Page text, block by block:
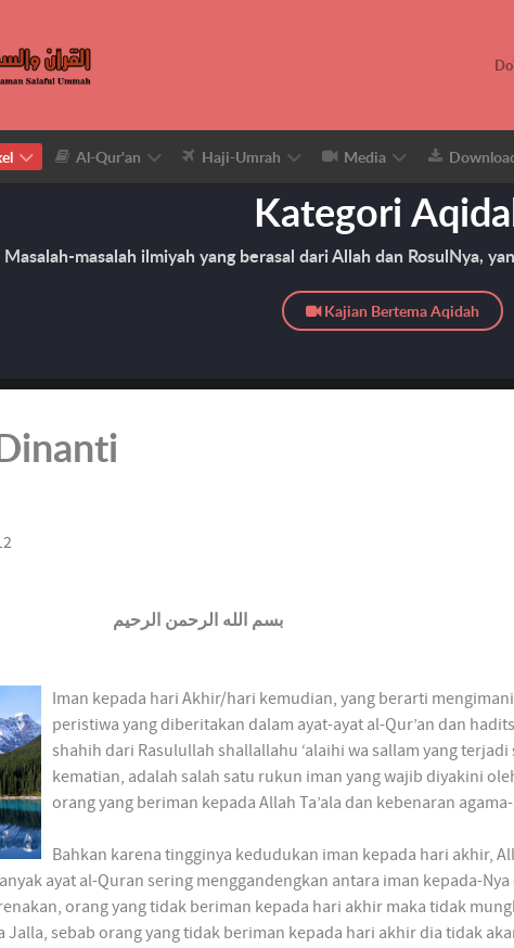
Al-Qur'an Haji-Umrah Media
Kategori
Masalah-masalah ilmiyah yang berasal dari Allah dan RosulNya,
Kajian Bertema Aqidah
بسم الله الرحمن الرحيم
Iman kepada hari Akhir/hari kemudian, yang berarti
peristiwa yang diberitakan dalam ayat-ayat al-Qur’an dan
shahih dari Rasulullah shallallahu ‘alaihi wa sallam yang terjadi
kematian, adalah salah satu rukun iman yang wajib diyakini
orang yang beriman kepada Allah Ta’ala dan kebenaran
Bahkan karena tingginya kedudukan iman kepada hari akhir,
ayat al-Quran sering menggandengkan antara iman kepada-
orang yang tidak beriman kepada hari akhir maka tidak
Jalla, sebab orang yang tidak beriman kepada hari akhir dia tidak